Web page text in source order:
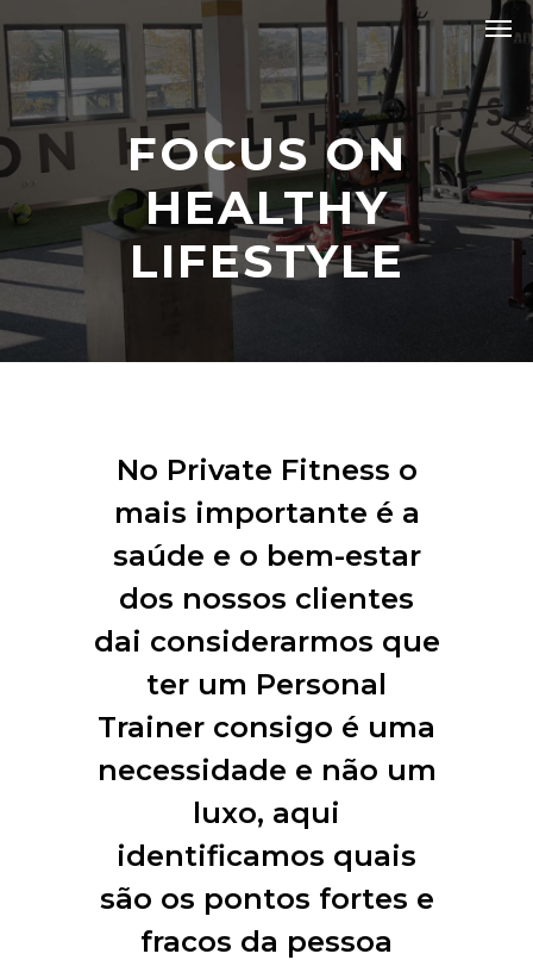
FOCUS ON
HEALTHY
LIFESTYLE
No Private Fitness o
mais importante é a
saúde e o bem-estar
dos nossos clientes
dai considerarmos que
ter um Personal
Trainer consigo é uma
necessidade e não um
luxo, aqui
identificamos quais
são os pontos fortes e
fracos da pessoa